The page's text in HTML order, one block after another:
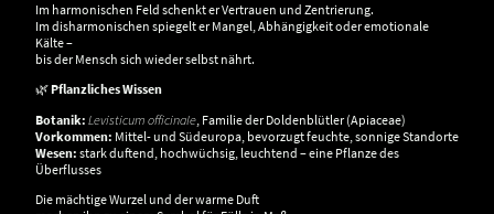
Im harmonischen Feld schenkt er Vertrauen und Zentrierung.
Im disharmonischen spiegelt er Mangel, Abhängigkeit oder emotionale
Kälte –
bis der Mensch sich wieder selbst nährt.
🌿 Pflanzliches Wissen
Botanik: Levisticum officinale , Familie der Doldenblütler (Apiaceae)
Vorkommen: Mittel- und Südeuropa, bevorzugt feuchte, sonnige Standorte
Wesen: stark duftend, hochwüchsig, leuchtend – eine Pflanze des
Überflusses
Die mächtige Wurzel und der warme Duft